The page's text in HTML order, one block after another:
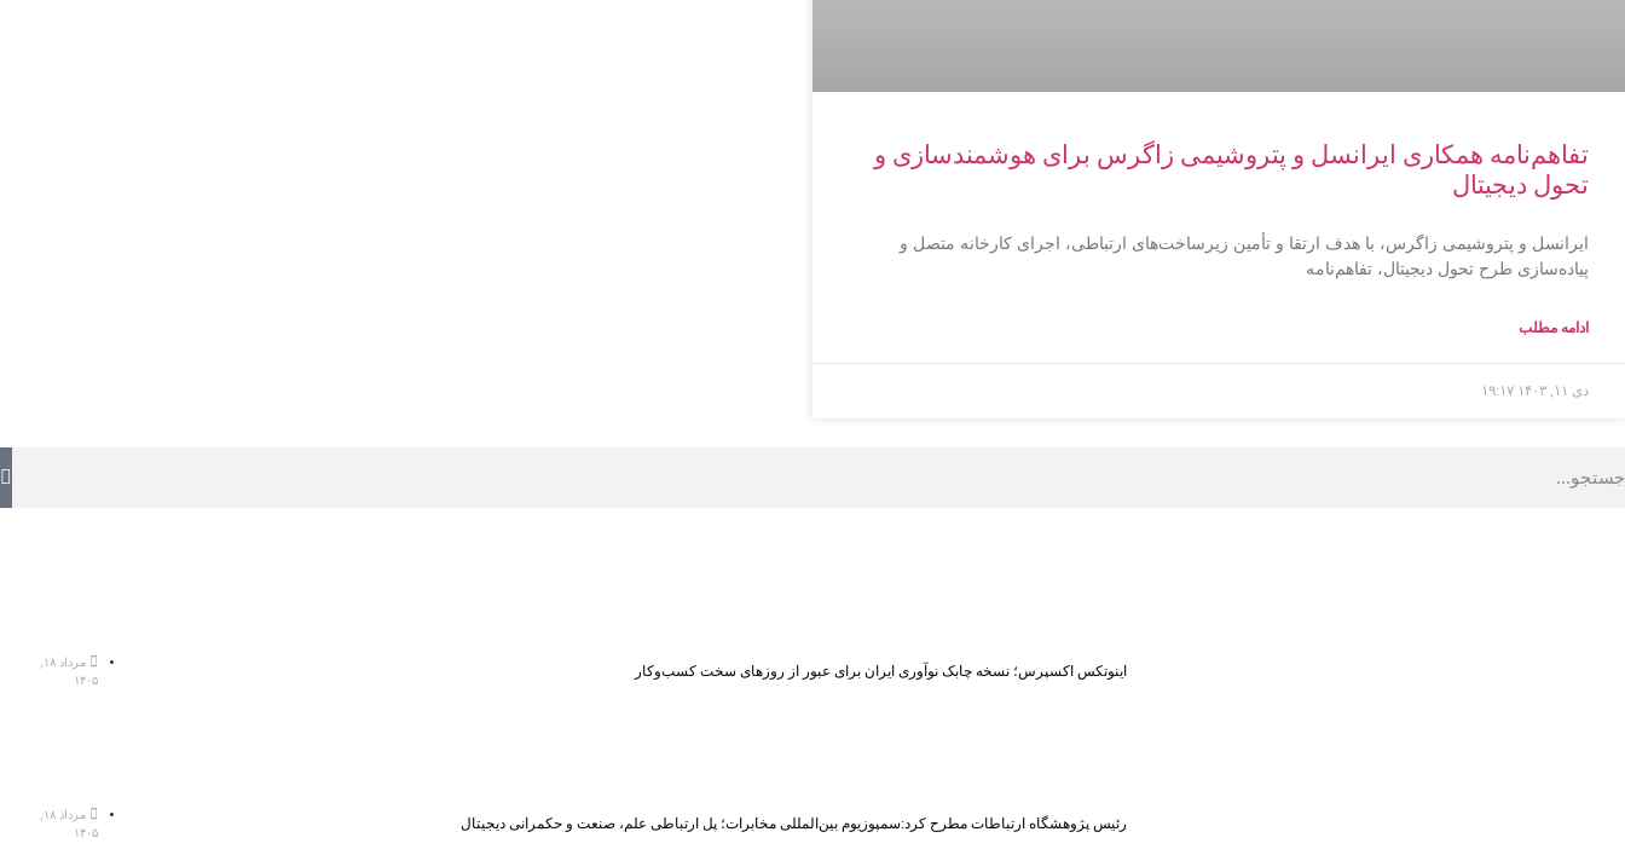
تفاهم‌نامه همکاری ایرانسل و پتروشیمی زاگرس برای هوشمندسازی و
تحول دیجیتال
ایرانسل و پتروشیمی زاگرس، با هدف ارتقا و تأمین زیرساخت‌های ارتباطی، اجرای کارخانه متصل و
پیاده‌سازی طرح تحول دیجیتال، تفاهم‌نامه
ادامه مطلب
دی ۱۱, ۱۴۰۳ ۱۹:۱۷
اینوتکس اکسپرس؛ نسخه چابک نوآوری ایران برای عبور از روزهای سخت کسب‌وکار
۱۴۰۵
رئیس پژوهشگاه ارتباطات مطرح کرد:سمپوزیوم بین‌المللی مخابرات؛ پل ارتباطی علم، صنعت و حکمرانی دیجیتال
۱۴۰۵